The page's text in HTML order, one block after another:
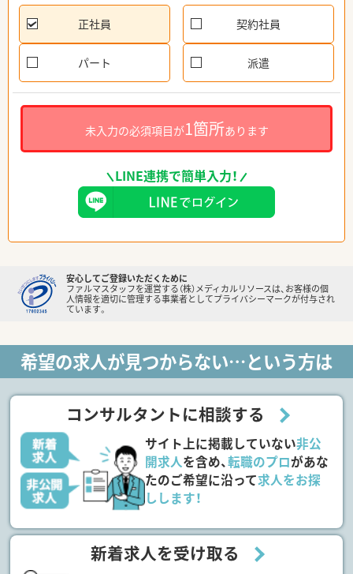
正社員 契約社員
パート 派遣
未入力の必須項目が1箇所あります
LINE連携で簡単入力！
安心してご登録いただくために
ファルマスタッフを運営する（株）メディカルリソースは、お客様の個
人情報を適切に管理する事業者としてプライバシーマークが付与され
ています。
希望の求人が見つからない…という方は
コンサルタントに相談する
サイト上に掲載していない非公
開求人を含め、転職のプロがあな
たのご希望に沿って求人をお探
しします！
新着求人を受け取る